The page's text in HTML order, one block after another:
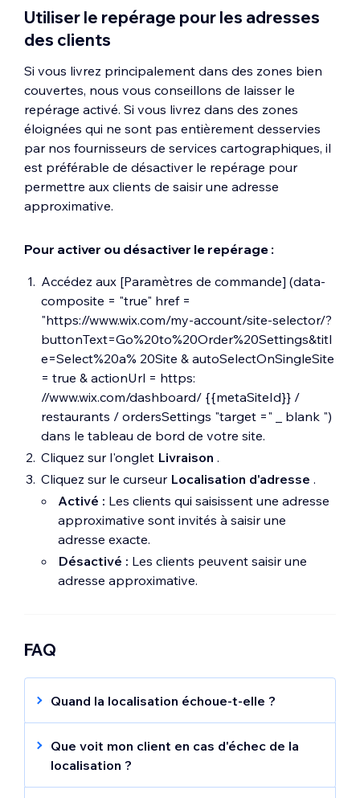
Utiliser le repérage pour les adresses
des clients
Si vous livrez principalement dans des zones bien
couvertes, nous vous conseillons de laisser le
repérage activé. Si vous livrez dans des zones
éloignées qui ne sont pas entièrement desservies
par nos fournisseurs de services cartographiques, il
est préférable de désactiver le repérage pour
permettre aux clients de saisir une adresse
approximative.
Pour activer ou désactiver le repérage :
Accédez aux [Paramètres de commande] (data-
composite = "true" href =
"https://www.wix.com/my-account/site-selector/?
buttonText=Go%20to%20Order%20Settings&titl
e=Select%20a% 20Site & autoSelectOnSingleSite
= true & actionUrl = https:
//www.wix.com/dashboard/ {{metaSiteId}} /
restaurants / ordersSettings "target =" _ blank ")
dans le tableau de bord de votre site.
Cliquez sur l'onglet Livraison .
Cliquez sur le curseur Localisation d'adresse .
Activé : Les clients qui saisissent une adresse
approximative sont invités à saisir une
adresse exacte.
Désactivé : Les clients peuvent saisir une
adresse approximative.
FAQ
Quand la localisation échoue-t-elle ?
Malheureusement, certaines adresses sont
difficiles à localiser, et leur emplacement ne
peut être qu'approximatif. Cela peut se
Que voit mon client en cas d'échec de la
localisation ?
Si le repérage est activé et que nous ne